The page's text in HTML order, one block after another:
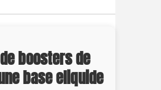
boosters de
base eliquide